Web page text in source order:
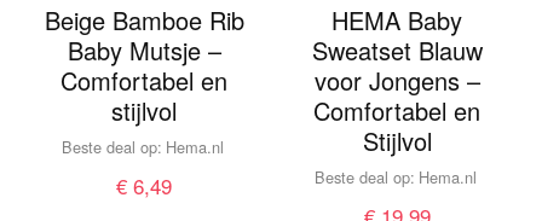
Beige Bamboe Rib
Baby Mutsje –
Comfortabel en
stijlvol
Beste deal op: hema.nl
€ 6,49
HEMA Baby
Sweatset Blauw
voor Jongens –
Comfortabel en
Stijlvol
Beste deal op: hema.nl